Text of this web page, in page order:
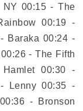
NY 00:15 - The
00:19 -
Baraka 00:24 -
- The Fifth
00:30 -
Lenny 00:35 -
- Bronson